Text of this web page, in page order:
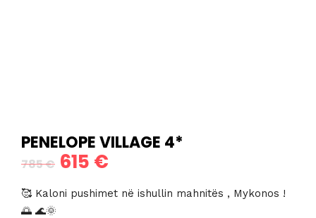
PENELOPE VILLAGE 4*
785€ Çmimi
origjinal
615 €
🥰 Kaloni pushimet në ishullin mahnitës , Mykonos !
🌅 🌊🌞